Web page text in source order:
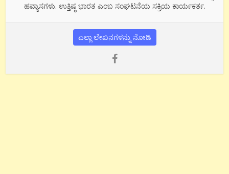
ಹವ್ಯಾಸಗಳು. ಉತ್ತಿಷ್ಠ ಭಾರತ ಎಂಬ ಸಂಘಟನೆಯ ಸಕ್ರಿಯ ಕಾರ್ಯಕರ್ತ.
ಎಲ್ಲಾ ಲೇಖನಗಳನ್ನು ನೋಡಿ